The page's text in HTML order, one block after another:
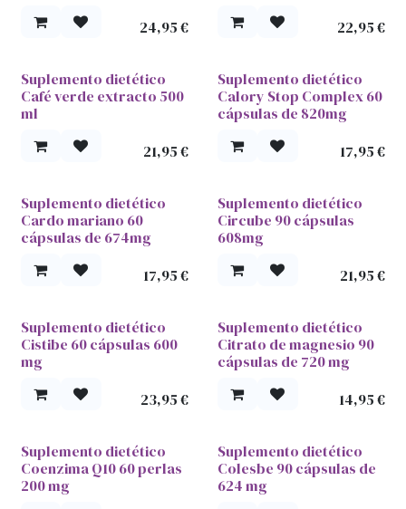
24,95€
22,95€
Suplemento dietético
Café verde extracto 500
ml
21,95€
Suplemento dietético
Calory Stop Complex 60
cápsulas de 820mg
17,95€
Suplemento dietético
Cardo mariano 60
cápsulas de 674mg
17,95€
Suplemento dietético
Circube 90 cápsulas
608mg
21,95€
Suplemento dietético
Cistibe 60 cápsulas 600
mg
23,95€
Suplemento dietético
Citrato de magnesio 90
cápsulas de 720 mg
14,95€
Suplemento dietético
Coenzima Q10 60 perlas
200 mg
Suplemento dietético
Colesbe 90 cápsulas de
624 mg